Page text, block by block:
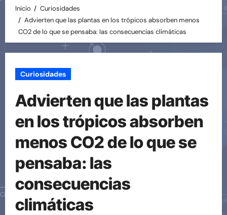
Inicio
Curiosidades
Advierten que las plantas en los trópicos absorben menos
CO2 de lo que se pensaba: las consecuencias climáticas
Curiosidades
Advierten que las plantas
en los trópicos absorben
menos CO2 de lo que se
pensaba: las
consecuencias
climáticas